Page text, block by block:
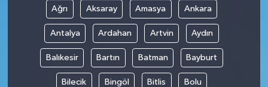
Ağrı Aksaray Amasya Ankara
Antalya Ardahan Artvin Aydın
Balıkesir Bartın Batman Bayburt
Bilecik Bingöl Bitlis Bolu